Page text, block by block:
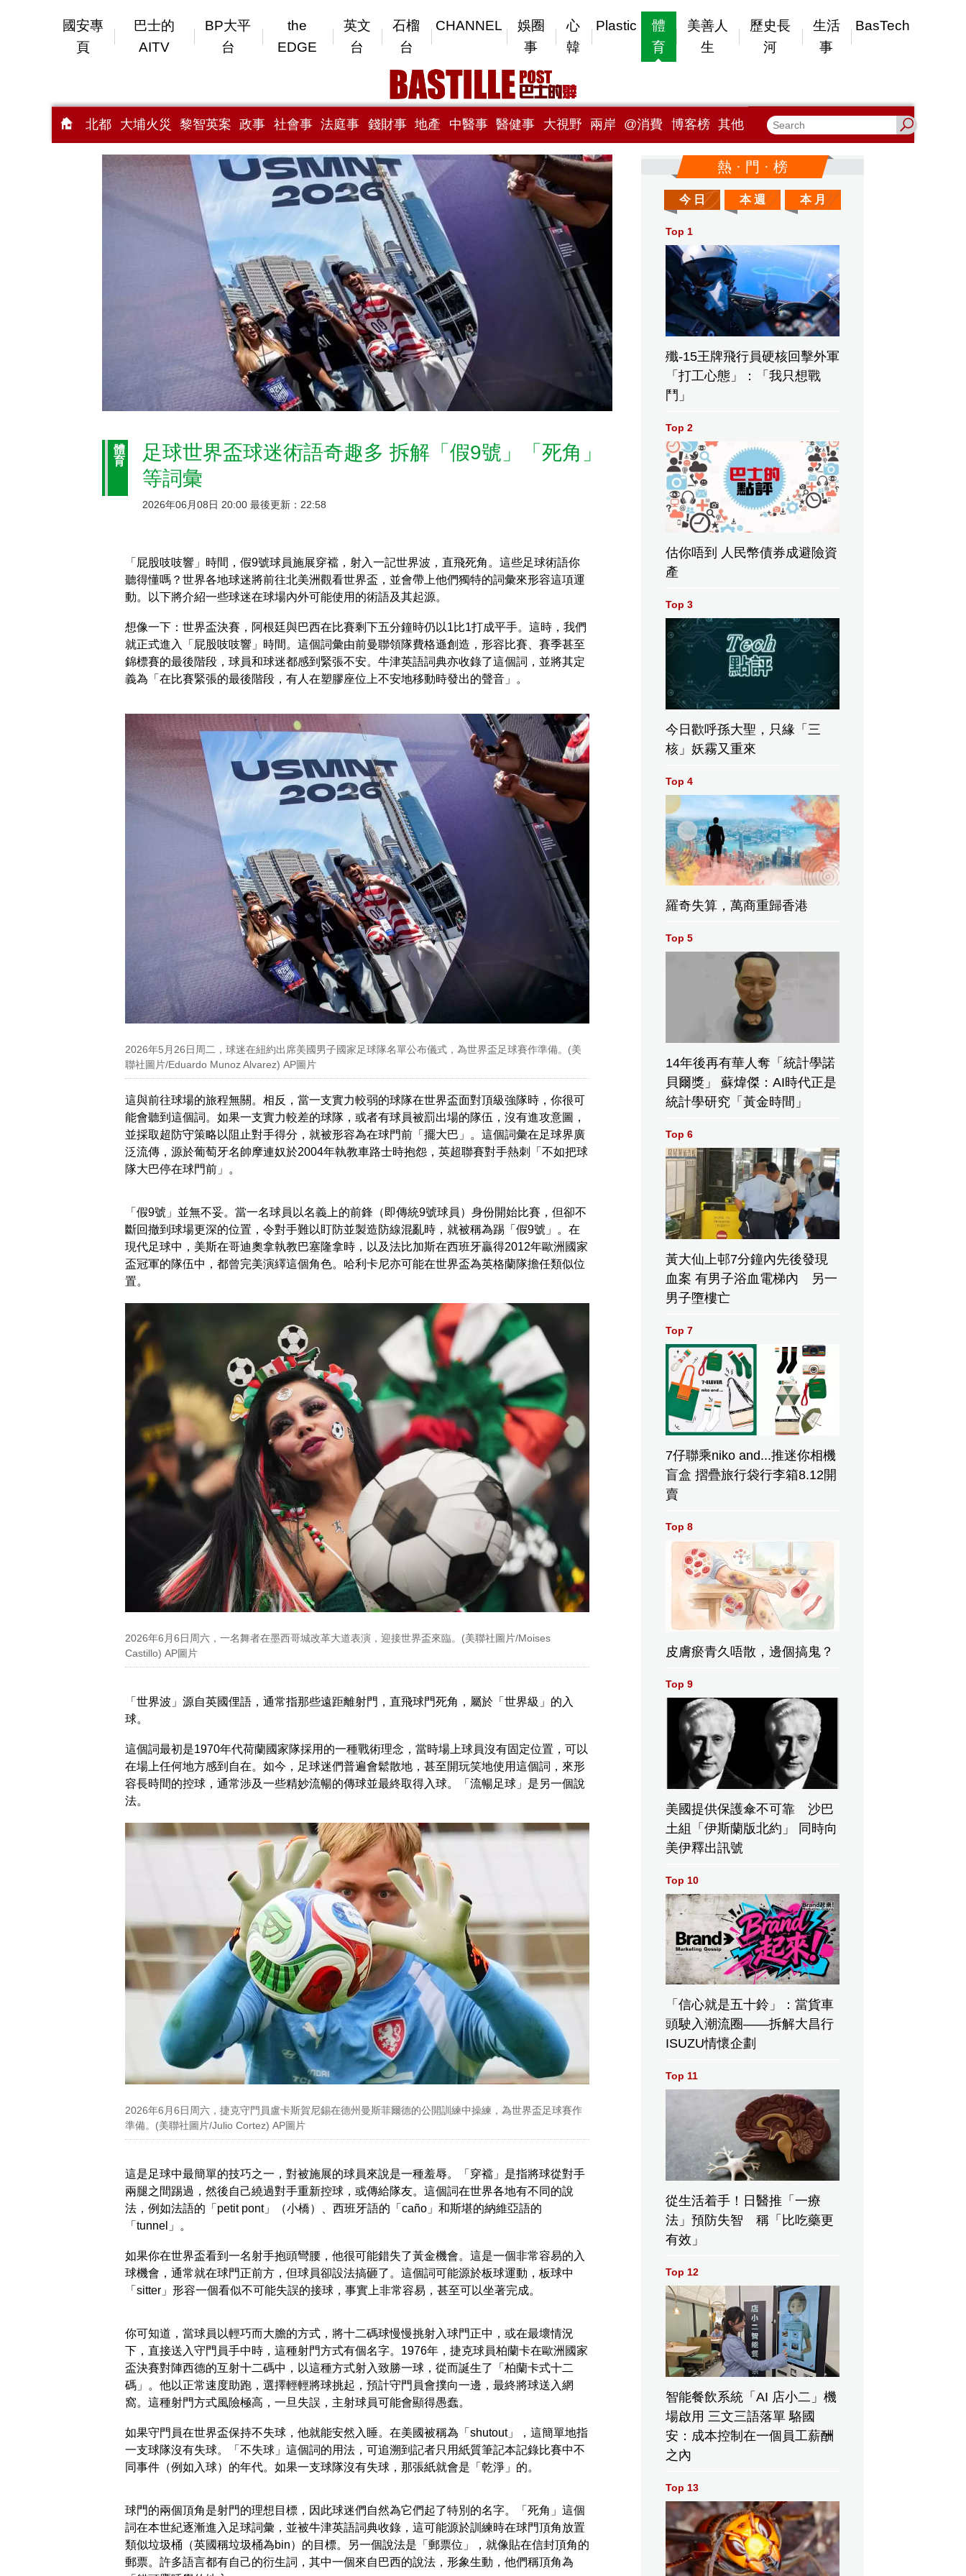
國安專
頁
巴士的
AITV
BP大平
台
the
EDGE
英文
台
石榴
台
CHANNEL
娛圈
事
心
韓
Plastic
體
育
美善人
生
歷史長
河
生活
事
BasTech
北都 大埔火災 黎智英案 政事 社會事 法庭事 錢財事 地產 中醫事 醫健事 大視野 兩岸 @消費 博客榜 其他
體
育
足球世界盃球迷術語奇趣多 拆解「假9號」「死角」
等詞彙
2026年06月08日 20:00 最後更新：22:58
「屁股吱吱響」時間，假9號球員施展穿襠，射入一記世界波，直飛死角。這些足球術語你
聽得懂嗎？世界各地球迷將前往北美洲觀看世界盃，並會帶上他們獨特的詞彙來形容這項運
動。以下將介紹一些球迷在球場內外可能使用的術語及其起源。
想像一下：世界盃決賽，阿根廷與巴西在比賽剩下五分鐘時仍以1比1打成平手。這時，我們
就正式進入「屁股吱吱響」時間。這個詞彙由前曼聯領隊費格遜創造，形容比賽、賽季甚至
錦標賽的最後階段，球員和球迷都感到緊張不安。牛津英語詞典亦收錄了這個詞，並將其定
義為「在比賽緊張的最後階段，有人在塑膠座位上不安地移動時發出的聲音」。
2026年5月26日周二，球迷在紐約出席美國男子國家足球隊名單公布儀式，為世界盃足球賽作準備。(美
聯社圖片/Eduardo Munoz Alvarez) AP圖片
這與前往球場的旅程無關。相反，當一支實力較弱的球隊在世界盃面對頂級強隊時，你很可
能會聽到這個詞。如果一支實力較差的球隊，或者有球員被罰出場的隊伍，沒有進攻意圖，
並採取超防守策略以阻止對手得分，就被形容為在球門前「擺大巴」。這個詞彙在足球界廣
泛流傳，源於葡萄牙名帥摩連奴於2004年執教車路士時抱怨，英超聯賽對手熱刺「不如把球
隊大巴停在球門前」。
「假9號」並無不妥。當一名球員以名義上的前鋒（即傳統9號球員）身份開始比賽，但卻不
斷回撤到球場更深的位置，令對手難以盯防並製造防線混亂時，就被稱為踢「假9號」。在
現代足球中，美斯在哥迪奧拿執教巴塞隆拿時，以及法比加斯在西班牙贏得2012年歐洲國家
盃冠軍的隊伍中，都曾完美演繹這個角色。哈利卡尼亦可能在世界盃為英格蘭隊擔任類似位
置。
2026年6月6日周六，一名舞者在墨西哥城改革大道表演，迎接世界盃來臨。(美聯社圖片/Moises
Castillo) AP圖片
「世界波」源自英國俚語，通常指那些遠距離射門，直飛球門死角，屬於「世界級」的入
球。
這個詞最初是1970年代荷蘭國家隊採用的一種戰術理念，當時場上球員沒有固定位置，可以
在場上任何地方感到自在。如今，足球迷們普遍會鬆散地，甚至開玩笑地使用這個詞，來形
容長時間的控球，通常涉及一些精妙流暢的傳球並最終取得入球。「流暢足球」是另一個說
法。
2026年6月6日周六，捷克守門員盧卡斯賀尼錫在德州曼斯菲爾德的公開訓練中操練，為世界盃足球賽作
準備。(美聯社圖片/Julio Cortez) AP圖片
這是足球中最簡單的技巧之一，對被施展的球員來說是一種羞辱。「穿襠」是指將球從對手
兩腿之間踢過，然後自己繞過對手重新控球，或傳給隊友。這個詞在世界各地有不同的說
法，例如法語的「petit pont」（小橋）、西班牙語的「caño」和斯堪的納維亞語的
「tunnel」。
如果你在世界盃看到一名射手抱頭彎腰，他很可能錯失了黃金機會。這是一個非常容易的入
球機會，通常就在球門正前方，但球員卻設法搞砸了。這個詞可能源於板球運動，板球中
「sitter」形容一個看似不可能失誤的接球，事實上非常容易，甚至可以坐著完成。
你可知道，當球員以輕巧而大膽的方式，將十二碼球慢慢挑射入球門正中，或在最壞情況
下，直接送入守門員手中時，這種射門方式有個名字。1976年，捷克球員柏蘭卡在歐洲國家
盃決賽對陣西德的互射十二碼中，以這種方式射入致勝一球，從而誕生了「柏蘭卡式十二
碼」。他以正常速度助跑，選擇輕輕將球挑起，預計守門員會撲向一邊，最終將球送入網
窩。這種射門方式風險極高，一旦失誤，主射球員可能會顯得愚蠢。
如果守門員在世界盃保持不失球，他就能安然入睡。在美國被稱為「shutout」，這簡單地指
一支球隊沒有失球。「不失球」這個詞的用法，可追溯到記者只用紙質筆記本記錄比賽中不
同事件（例如入球）的年代。如果一支球隊沒有失球，那張紙就會是「乾淨」的。
球門的兩個頂角是射門的理想目標，因此球迷們自然為它們起了特別的名字。「死角」這個
詞在本世紀逐漸進入足球詞彙，並被牛津英語詞典收錄，這可能源於訓練時在球門頂角放置
類似垃圾桶（英國稱垃圾桶為bin）的目標。另一個說法是「郵票位」，就像貼在信封頂角的
郵票。許多語言都有自己的衍生詞，其中一個來自巴西的說法，形象生動，他們稱頂角為
熱 · 門 · 榜
今 日 本 週 本 月
Top 1
殲-15王牌飛行員硬核回擊外軍
「打工心態」：「我只想戰
鬥」
Top 2
估你唔到 人民幣債券成避險資
產
Top 3
今日歡呼孫大聖，只緣「三
核」妖霧又重來
Top 4
羅奇失算，萬商重歸香港
Top 5
14年後再有華人奪「統計學諾
貝爾獎」 蘇煒傑：AI時代正是
統計學研究「黃金時間」
Top 6
黃大仙上邨7分鐘內先後發現
血案 有男子浴血電梯內 另一
男子墮樓亡
Top 7
7仔聯乘niko and...推迷你相機
盲盒 摺疊旅行袋行李箱8.12開
賣
Top 8
皮膚瘀青久唔散，邊個搞鬼？
Top 9
美國提供保護傘不可靠 沙巴
土組「伊斯蘭版北約」 同時向
美伊釋出訊號
Top 10
「信心就是五十鈴」：當貨車
頭駛入潮流圈——拆解大昌行
ISUZU情懷企劃
Top 11
從生活着手！日醫推「一療
法」預防失智 稱「比吃藥更
有效」
Top 12
智能餐飲系統「AI 店小二」機
場啟用 三文三語落單 駱國
安：成本控制在一個員工薪酬
之內
Top 13